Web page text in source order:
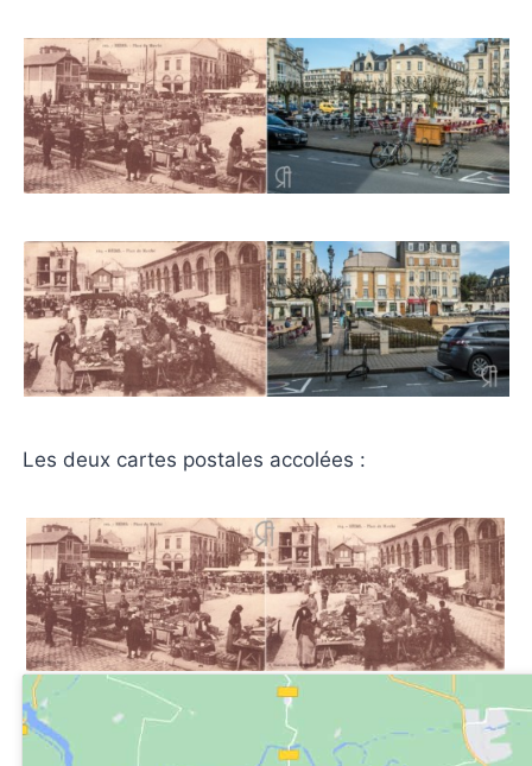
Les deux cartes postales accolées :